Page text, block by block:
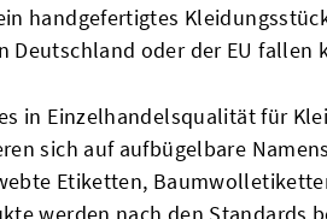
handgefertigtes
oder der EU fallen
in Einzelhandelsqualität für
sich auf aufbügelbare
Etiketten,